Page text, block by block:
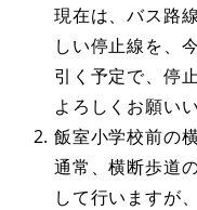
現在は、バス路
しい停止線を、
引く予定で、停
よろしくお願い
飯室小学校前の
通常、横断歩道
して行いますが